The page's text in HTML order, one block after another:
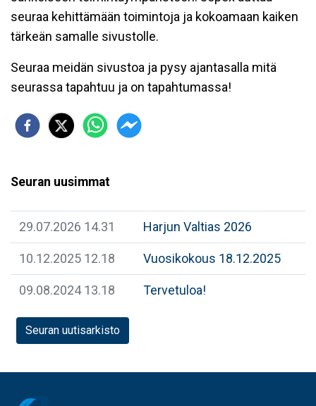
seuraa kehittämään toimintoja ja kokoamaan kaiken
tärkeän samalle sivustolle.
Seuraa meidän sivustoa ja pysy ajantasalla mitä
seurassa tapahtuu ja on tapahtumassa!
Seuran uusimmat
29.07.2026 14.31 Harjun Valtias 2026
10.12.2025 12.18 Vuosikokous 18.12.2025
09.08.2024 13.18 Tervetuloa!
Seuran uutisarkisto